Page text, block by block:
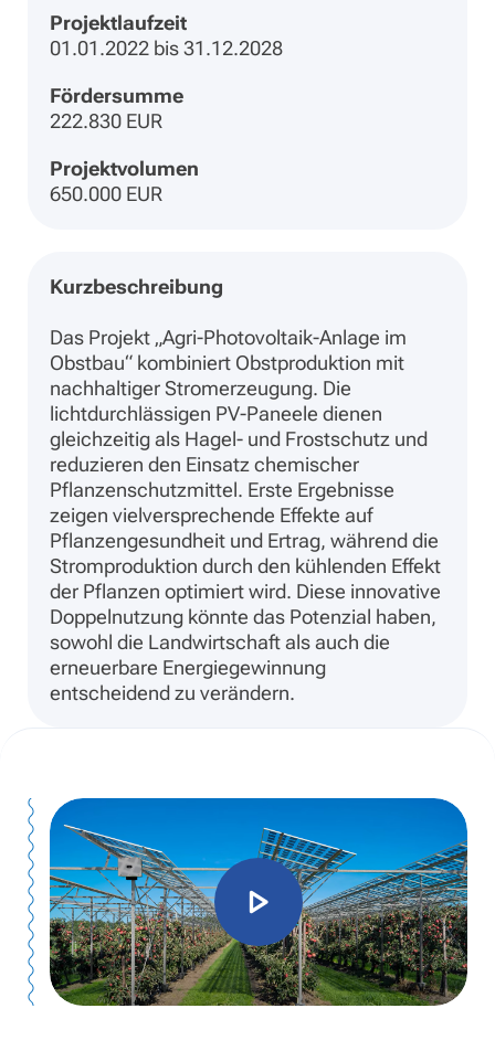
Projektlaufzeit
01.01.2022 bis 31.12.2028
Fördersumme
222.830 EUR
Projektvolumen
650.000 EUR
Kurzbeschreibung
Das Projekt „Agri-Photovoltaik-Anlage im
Obstbau“ kombiniert Obstproduktion mit
nachhaltiger Stromerzeugung. Die
lichtdurchlässigen PV-Paneele dienen
gleichzeitig als Hagel- und Frostschutz und
reduzieren den Einsatz chemischer
Pflanzenschutzmittel. Erste Ergebnisse
zeigen vielversprechende Effekte auf
Pflanzengesundheit und Ertrag, während die
Stromproduktion durch den kühlenden Effekt
der Pflanzen optimiert wird. Diese innovative
Doppelnutzung könnte das Potenzial haben,
sowohl die Landwirtschaft als auch die
erneuerbare Energiegewinnung
entscheidend zu verändern.